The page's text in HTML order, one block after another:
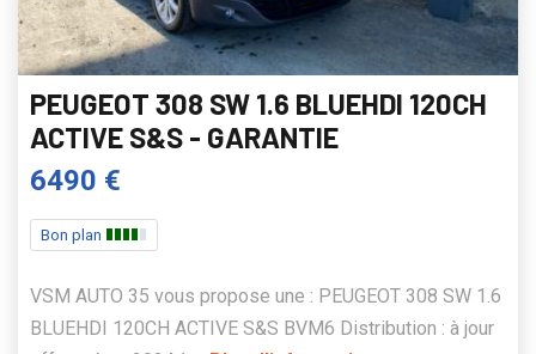
PEUGEOT 308 SW 1.6 BLUEHDI 120CH
ACTIVE S&S - GARANTIE
6490 €
Bon plan
VSM AUTO 35 vous propose une : PEUGEOT 308 SW 1.6
BLUEHDI 120CH ACTIVE S&S BVM6 Distribution : à jour